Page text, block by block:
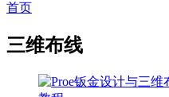
首页
三维布线